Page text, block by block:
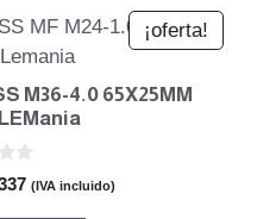
¡oferta!
M36-4.0 65X25MM
El(IVA incluido)